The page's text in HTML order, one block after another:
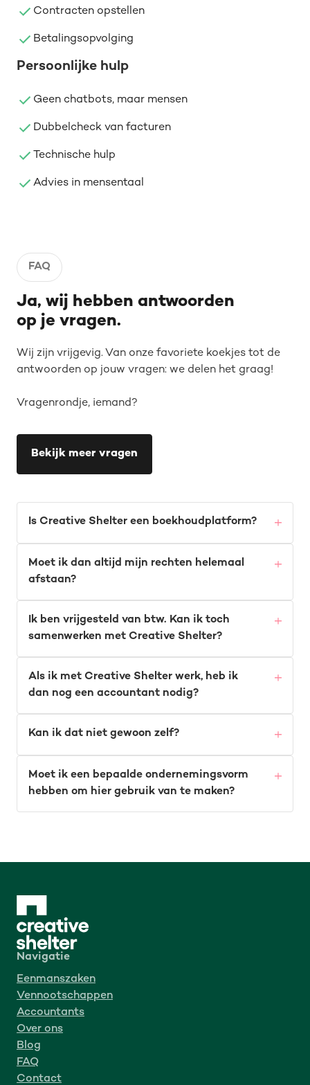
Contracten opstellen
Betalingsopvolging
Persoonlijke hulp
Geen chatbots, maar mensen
Dubbelcheck van facturen
Technische hulp
Advies in mensentaal
FAQ
Ja, wij hebben antwoorden
op je vragen.
Wij zijn vrijgevig. Van onze favoriete koekjes tot de
antwoorden op jouw vragen: we delen het graag!
Vragenrondje, iemand?
Bekijk meer vragen
Is Creative Shelter een boekhoudplatform?
Moet ik dan altijd mijn rechten helemaal
afstaan?
Ik ben vrijgesteld van btw. Kan ik toch
samenwerken met Creative Shelter?
Als ik met Creative Shelter werk, heb ik
dan nog een accountant nodig?
Kan ik dat niet gewoon zelf?
Moet ik een bepaalde ondernemingsvorm
hebben om hier gebruik van te maken?
Navigatie
Eenmanszaken
Vennootschappen
Accountants
Over ons
Blog
FAQ
Contact